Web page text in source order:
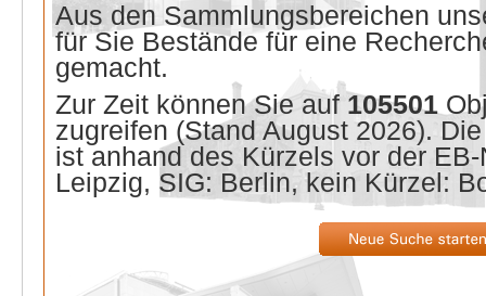
Aus den Sammlungsbereichen
für Sie Bestände für eine
gemacht.
Zur Zeit können Sie auf 105501
zugreifen (Stand August 2026).
ist anhand des Kürzels vor der
Leipzig, SIG: Berlin, kein Kürzel: